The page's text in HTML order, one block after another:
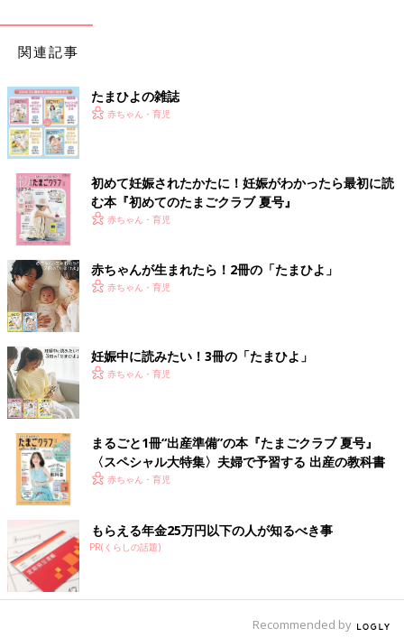
関連記事
たまひよの雑誌
赤ちゃん・育児
初めて妊娠されたかたに！妊娠がわかったら最初に読
む本『初めてのたまごクラブ 夏号』
赤ちゃん・育児
赤ちゃんが生まれたら！2冊の「たまひよ」
赤ちゃん・育児
妊娠中に読みたい！3冊の「たまひよ」
赤ちゃん・育児
まるごと1冊“出産準備”の本『たまごクラブ 夏号』
〈スペシャル大特集〉夫婦で予習する 出産の教科書
赤ちゃん・育児
もらえる年金25万円以下の人が知るべき事
PR(くらしの話題)
Recommended by